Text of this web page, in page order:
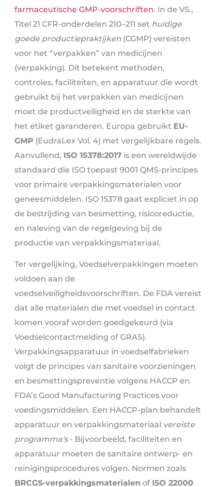
farmaceutische GMP-voorschriften. In de VS.,
Titel 21 CFR-onderdelen 210–211 set huidige
goede productiepraktijken (CGMP) vereisten
voor het “verpakken” van medicijnen
(verpakking). Dit betekent methoden,
controles, faciliteiten, en apparatuur die wordt
gebruikt bij het verpakken van medicijnen
moet de productveiligheid en de sterkte van
het etiket garanderen. Europa gebruikt EU-
GMP (EudraLex Vol. 4) met vergelijkbare regels.
Aanvullend, ISO 15378:2017 is een wereldwijde
standaard die ISO toepast 9001 QMS-principes
voor primaire verpakkingsmaterialen voor
geneesmiddelen. ISO 15378 gaat expliciet in op
de bestrijding van besmetting, risicoreductie,
en naleving van de regelgeving bij de
productie van verpakkingsmateriaal.
Ter vergelijking, Voedselverpakkingen moeten
voldoen aan de
voedselveiligheidsvoorschriften. De FDA vereist
dat alle materialen die met voedsel in contact
komen vooraf worden goedgekeurd (via
Voedselcontactmelding of GRAS).
Verpakkingsapparatuur in voedselfabrieken
volgt de principes van sanitaire voorzieningen
en besmettingspreventie volgens HACCP en
FDA’s Good Manufacturing Practices voor
voedingsmiddelen. Een HACCP-plan behandelt
apparatuur en verpakkingsmateriaal vereiste
programma's- Bijvoorbeeld, faciliteiten en
apparatuur moeten de sanitaire ontwerp- en
reinigingsprocedures volgen. Normen zoals
BRCGS-verpakkingsmaterialen of ISO 22000